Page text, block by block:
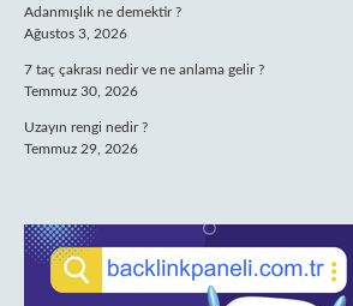
Adanmışlık ne demektir ?
Ağustos 3, 2026
7 taç çakrası nedir ve ne anlama gelir ?
Temmuz 30, 2026
Uzayın rengi nedir ?
Temmuz 29, 2026